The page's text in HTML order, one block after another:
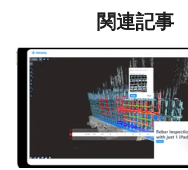
関連記事